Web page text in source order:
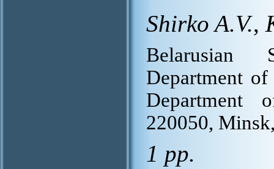
Shirko A.V.,
Belarusian
Department
Department
220050,
1 pp.